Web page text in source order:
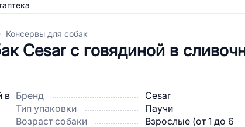
Консервы для собак
Cesar с говядиной в
Бренд
Cesar
Тип упаковки
Паучи
Возраст собаки
Взрослые (от 1 до 6